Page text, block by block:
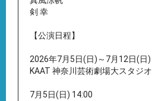
剣 幸
【公演日程】
2026年7月5日(日)～7月12日(日)
KAAT 神奈川芸術劇場大スタジオ
7月5日(日) 14:00